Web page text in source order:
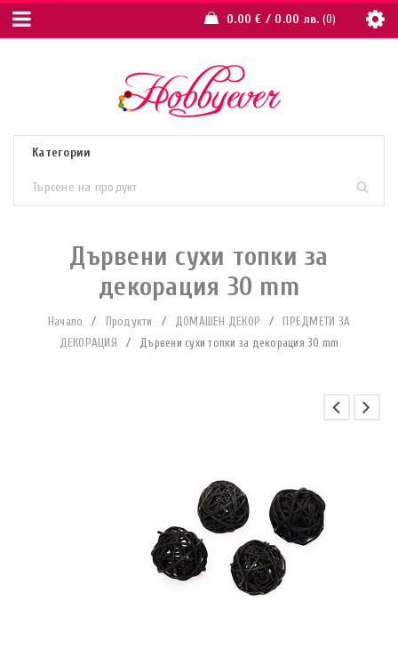
0.00€ / 0.00 лв. 0
Дървени сухи топки за
декорация 30 mm
Начало / Продукти / ДОМАШЕН ДЕКОР /
ПРЕДМЕТИ ЗА
ДЕКОРАЦИЯ
/ Дървени сухи топки за декорация 30 mm